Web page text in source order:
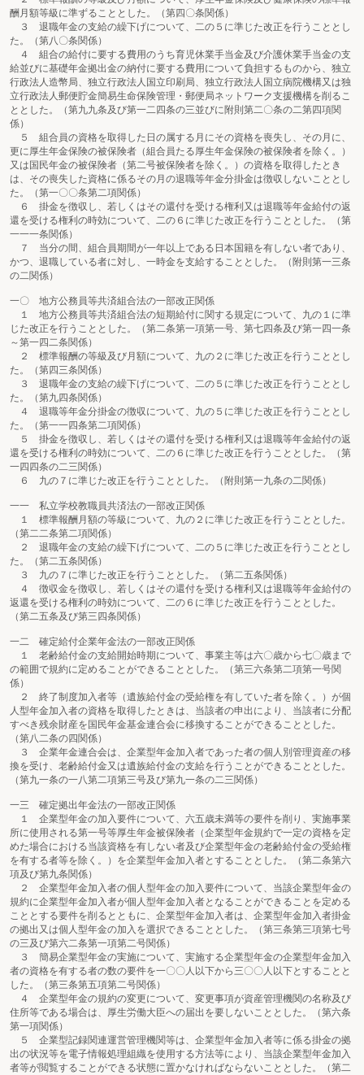
酬月額等級に準ずることとした。（第四〇条関係）
３ 退職年金の支給の繰下げについて、二の５に準じた改正を行うこととし
た。（第八〇条関係）
４ 組合の給付に要する費用のうち育児休業手当金及び介護休業手当金の支
給並びに基礎年金拠出金の納付に要する費用について負担するものから、独立
行政法人造幣局、独立行政法人国立印刷局、独立行政法人国立病院機構又は独
立行政法人郵便貯金簡易生命保険管理・郵便局ネットワーク支援機構を削るこ
ととした。（第九九条及び第一二四条の三並びに附則第二〇条の二第四項関
係）
５ 組合員の資格を取得した日の属する月にその資格を喪失し、その月に、
更に厚生年金保険の被保険者（組合員たる厚生年金保険の被保険者を除く。）
又は国民年金の被保険者（第二号被保険者を除く。）の資格を取得したとき
は、その喪失した資格に係るその月の退職等年金分掛金は徴収しないこととし
た。（第一〇〇条第二項関係）
６ 掛金を徴収し、若しくはその還付を受ける権利又は退職等年金給付の返
還を受ける権利の時効について、二の６に準じた改正を行うこととした。（第
一一一条関係）
７ 当分の間、組合員期間が一年以上である日本国籍を有しない者であり、
かつ、退職している者に対し、一時金を支給することとした。（附則第一三条
の二関係）
一〇 地方公務員等共済組合法の一部改正関係
１ 地方公務員等共済組合法の短期給付に関する規定について、九の１に準
じた改正を行うこととした。（第二条第一項第一号、第七四条及び第一四一条
～第一四二条関係）
２ 標準報酬の等級及び月額について、九の２に準じた改正を行うこととし
た。（第四三条関係）
３ 退職年金の支給の繰下げについて、二の５に準じた改正を行うこととし
た。（第九四条関係）
４ 退職等年金分掛金の徴収について、九の５に準じた改正を行うこととし
た。（第一一四条第二項関係）
５ 掛金を徴収し、若しくはその還付を受ける権利又は退職等年金給付の返
還を受ける権利の時効について、二の６に準じた改正を行うこととした。（第
一四四条の二三関係）
６ 九の７に準じた改正を行うこととした。（附則第一九条の二関係）
一一 私立学校教職員共済法の一部改正関係
１ 標準報酬月額の等級について、九の２に準じた改正を行うこととした。
（第二二条第二項関係）
２ 退職年金の支給の繰下げについて、二の５に準じた改正を行うこととし
た。（第二五条関係）
３ 九の７に準じた改正を行うこととした。（第二五条関係）
４ 徴収金を徴収し、若しくはその還付を受ける権利又は退職等年金給付の
返還を受ける権利の時効について、二の６に準じた改正を行うこととした。
（第二五条及び第三四条関係）
一二 確定給付企業年金法の一部改正関係
１ 老齢給付金の支給開始時期について、事業主等は六〇歳から七〇歳まで
の範囲で規約に定めることができることとした。（第三六条第二項第一号関
係）
２ 終了制度加入者等（遺族給付金の受給権を有していた者を除く。）が個
人型年金加入者の資格を取得したときは、当該者の申出により、当該者に分配
すべき残余財産を国民年金基金連合会に移換することができることとした。
（第八二条の四関係）
３ 企業年金連合会は、企業型年金加入者であった者の個人別管理資産の移
換を受け、老齢給付金又は遺族給付金の支給を行うことができることとした。
（第九一条の一八第二項第三号及び第九一条の二三関係）
一三 確定拠出年金法の一部改正関係
１ 企業型年金の加入要件について、六五歳未満等の要件を削り、実施事業
所に使用される第一号等厚生年金被保険者（企業型年金規約で一定の資格を定
めた場合における当該資格を有しない者及び企業型年金の老齢給付金の受給権
を有する者等を除く。）を企業型年金加入者とすることとした。（第二条第六
項及び第九条関係）
２ 企業型年金加入者の個人型年金の加入要件について、当該企業型年金の
規約に企業型年金加入者が個人型年金加入者となることができることを定める
こととする要件を削るとともに、企業型年金加入者は、企業型年金加入者掛金
の拠出又は個人型年金の加入を選択できることとした。（第三条第三項第七号
の三及び第六二条第一項第二号関係）
３ 簡易企業型年金の実施について、実施する企業型年金の企業型年金加入
者の資格を有する者の数の要件を一〇〇人以下から三〇〇人以下とすることと
した。（第三条第五項第二号関係）
４ 企業型年金の規約の変更について、変更事項が資産管理機関の名称及び
住所等である場合は、厚生労働大臣への届出を要しないこととした。（第六条
第一項関係）
５ 企業型記録関連運営管理機関等は、企業型年金加入者等に係る掛金の拠
出の状況等を電子情報処理組織を使用する方法等により、当該企業型年金加入
者等が閲覧することができる状態に置かなければならないこととした。（第二